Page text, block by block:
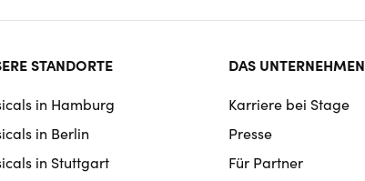
STANDORTE
in Hamburg
in Berlin
in Stuttgart
DAS UNTERNEHMEN
Karriere bei Stage
Presse
Für Partner